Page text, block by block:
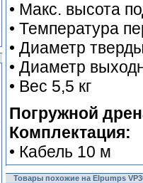
• Макс. высота
• Температура
• Диаметр
• Диаметр
• Вес 5,5 кг
Погружной
Комплектация:
• Кабель 10 м
Товары похожие на Elpumps